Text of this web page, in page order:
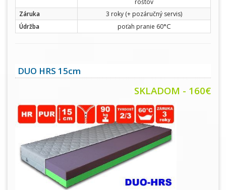
roštov
Záruka
3 roky (+ pozáručný servis)
Údržba
poťah pranie 60°C
DUO HRS 15cm
SKLADOM - 160€